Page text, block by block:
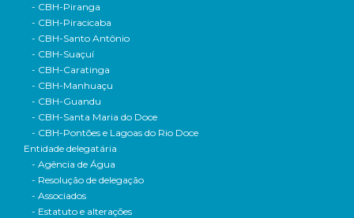
- CBH-Piranga
- CBH-Piracicaba
- CBH-Santo Antônio
- CBH-Suaçuí
- CBH-Caratinga
- CBH-Manhuaçu
- CBH-Guandu
- CBH-Santa Maria do Doce
- CBH-Pontões e Lagoas do Rio Doce
Entidade delegatária
- Agência de Água
- Resolução de delegação
- Associados
- Estatuto e alterações